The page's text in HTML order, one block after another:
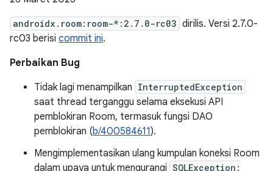
androidx.room:room-*:2.7.0-rc03 dirilis. Versi 2.7.0-
rc03 berisi commit ini.
Perbaikan Bug
Tidak lagi menampilkan InterruptedException
saat thread terganggu selama eksekusi API
pemblokiran Room, termasuk fungsi DAO
pemblokiran (b/400584611).
Mengimplementasikan ulang kumpulan koneksi Room
dalam upaya untuk mengurangi SQLException: